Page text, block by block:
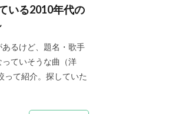
いる2010年代の
るけど、題名・歌手
ていそうな曲（洋
って紹介。探していた